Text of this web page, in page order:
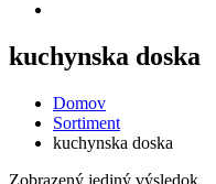
kuchynska doska
Domov
Sortiment
kuchynska doska
Zobrazený jediný výsledok